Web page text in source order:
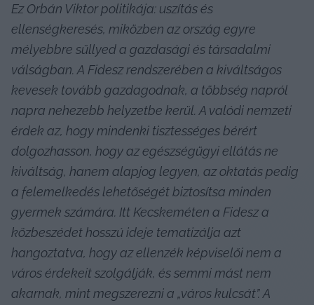
Ez Orbán Viktor politikája: uszítás és
ellenségkeresés, miközben az ország egyre
mélyebbre süllyed a gazdasági és társadalmi
válságban. A Fidesz rendszerében a kiváltságos
kevesek tovább gazdagodnak, a többség napról
napra nehezebb helyzetbe kerül. A valódi nemzeti
érdek az, hogy mindenki tisztességes bérért
dolgozhasson, hogy az egészségügyi ellátás ne
kiváltság, hanem alapjog legyen, az oktatás pedig
a felemelkedés lehetőségét biztosítsa minden
gyermek számára. Itt Kecskeméten a Fidesz a
közbeszédet hosszú ideje tematizálja azt
hangoztatva, hogy az ellenzék képviselői nem a
város érdekeit szolgálják, és semmi mást nem
akarnak, mint megszerezni a „város kulcsát”. A